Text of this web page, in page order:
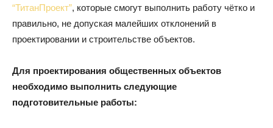
“ТитанПроект”, которые смогут выполнить работу чётко и
правильно, не допуская малейших отклонений в
проектировании и строительстве объектов.
Для проектирования общественных объектов
необходимо выполнить следующие
подготовительные работы: